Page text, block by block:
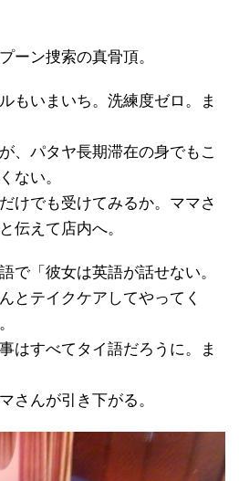
ーン捜索の真骨頂。
もいまいち。洗練度ゼロ。ま
、パタヤ長期滞在の身でもこ
ない。
けでも受けてみるか。ママさ
伝えて店内へ。
で「彼女は英語が話せない。
とテイクケアしてやってく
はすべてタイ語だろうに。ま
さんが引き下がる。